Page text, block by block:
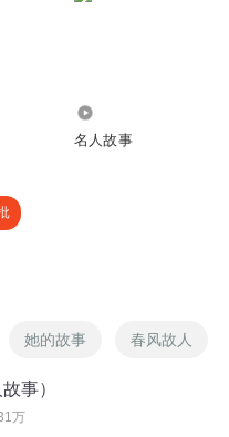
名人故事
她的故事 春风故人
事）
万